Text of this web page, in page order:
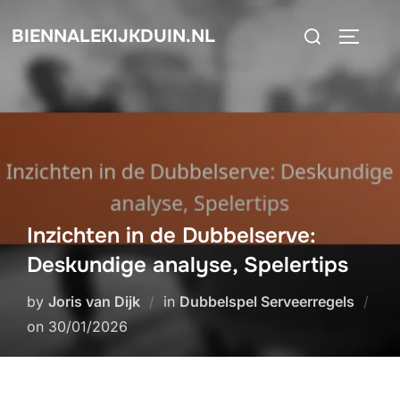
content
BIENNALEKIJKDUIN.NL
Search
Inzichten in de Dubbelserve:
Deskundige analyse, Spelertips
by Joris van Dijk in Dubbelspel Serveerregels
on Posted
30/01/2026